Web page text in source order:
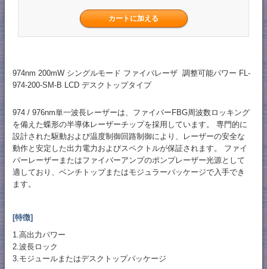
974nm 200mW シングルモード ファイバレーザ 調整可能パワー FL-
974-200-SM-B LCD デスクトップタイプ
974 / 976nm単一波長レーザーは、ファイバーFBG周波数ロッキング
を備えた蝶形の半導体レーザーチップを採用しています。 専門的に
設計された駆動および温度制御回路制御により、レーザーの安全な
動作と安定した出力電力およびスペクトルが保証されます。 ファイ
バーレーザーまたはファイバーアンプのポンプレーザー光源として
適しており、ベンチトップまたはモジュラーパッケージで入手でき
ます。
[特徴]
1.高出力パワー
2.波長ロック
3.モジュールまたはデスクトップパッケージ